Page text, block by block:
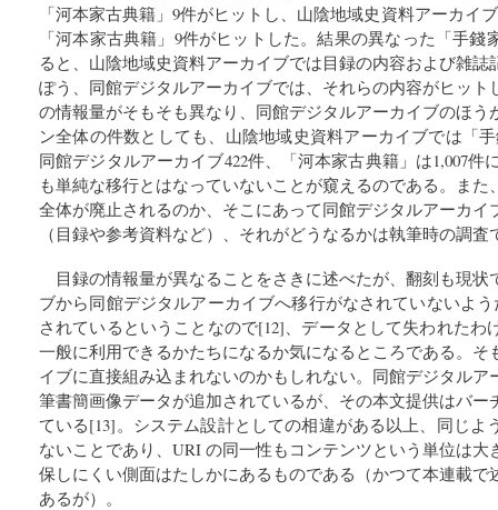
「河本家古典籍」9件がヒットし、山陰地域史資料アーカイ
「河本家古典籍」9件がヒットした。結果の異なった「手
ると、山陰地域史資料アーカイブでは目録の内容および雑
ぽう、同館デジタルアーカイブでは、それらの内容がヒット
の情報量がそもそも異なり、同館デジタルアーカイブのほう
ン全体の件数としても、山陰地域史資料アーカイブでは「
同館デジタルアーカイブ422件、「河本家古典籍」は1,007件
も単純な移行とはなっていないことが窺えるのである。ま
全体が廃止されるのか、そこにあって同館デジタルアーカイ
（目録や参考資料など）、それがどうなるかは執筆時の調
目録の情報量が異なることをさきに述べたが、翻刻も現
ブから同館デジタルアーカイブへ移行がなされていないよ
されているということなので[12]、データとして失われたわ
一般に利用できるかたちになるか気になるところである。そ
イブに直接組み込まれないのかもしれない。同館デジタル
筆書簡画像データが追加されているが、その本文提供はバー
ている[13]。システム設計としての相違がある以上、同じよ
ないことであり、URI の同一性もコンテンツという単位は
保しにくい側面はたしかにあるものである（かつて本連載で
あるが）。